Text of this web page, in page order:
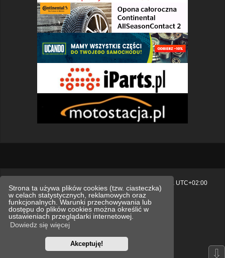
Strona ta używa plików cookies (tzw. ciasteczka)
w celach statystycznych, reklamowych oraz
funkcjonalnych. Warunki przechowywania lub
dostępu do plików cookies można określić w
ustawieniach przeglądarki internetowej.
Dowiedz się więcej
Akceptuję!
Strefa czasowa UTC+02:00
Polityka prywatności.
Technologię dostarczaphpBB® Forum Software © phpBB Limited
Polski pakiet językowy dostarczaphpBB.pl
we_universal created by INVENTEA & v12mike
phpBB SEO ⇩